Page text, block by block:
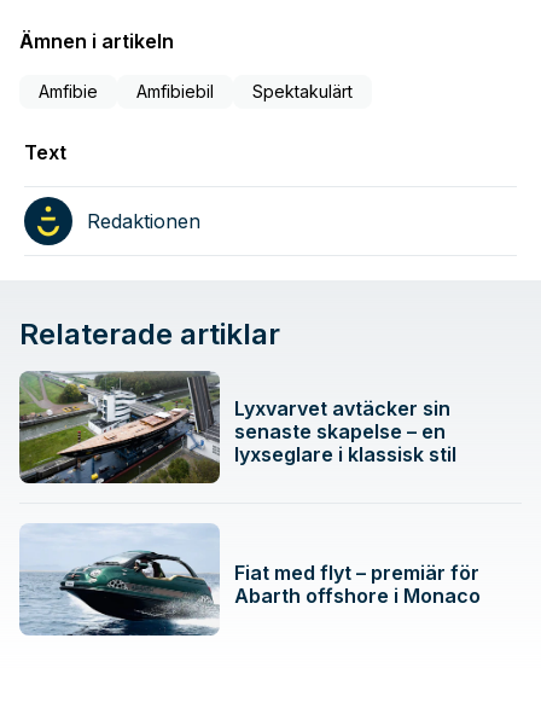
Ämnen i artikeln
Amfibie Amfibiebil Spektakulärt
Text
Redaktionen
Relaterade artiklar
Lyxvarvet avtäcker sin
senaste skapelse – en
lyxseglare i klassisk stil
Fiat med flyt – premiär för
Abarth offshore i Monaco